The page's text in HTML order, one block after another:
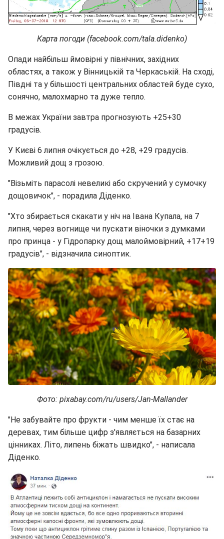
Карта погоди (facebook.com/tala.didenko)
Опади найбільш ймовірні у північних, західних
областях, а також у Вінницькій та Черкаській. На сході,
Півдні та у більшості центральних областей буде сухо,
сонячно, малохмарно та дуже тепло.
В межах України завтра прогнозують +25+30
градусів.
У Києві 6 липня очікується до +28, +29 градусів.
Можливий дощ з грозою.
"Візьміть парасолі невеликі або скручений у сумочку
дощовичок", - порадила Діденко.
"Хто збирається скакати у ніч на Івана Купала, на 7
липня, через вогнище чи пускати віночки з думками
про принца - у Гідропарку дощ малоймовірний, +17+19
градусів", - відзначила синоптик.
Фото: pixabay.com/ru/users/Jan-Mallander
"Не забувайте про фрукти - чим менше їх стає на
деревах, тим більше цифр з'являється на базарних
цінниках. Літо, липень біжать швидко", - написала
Діденко.